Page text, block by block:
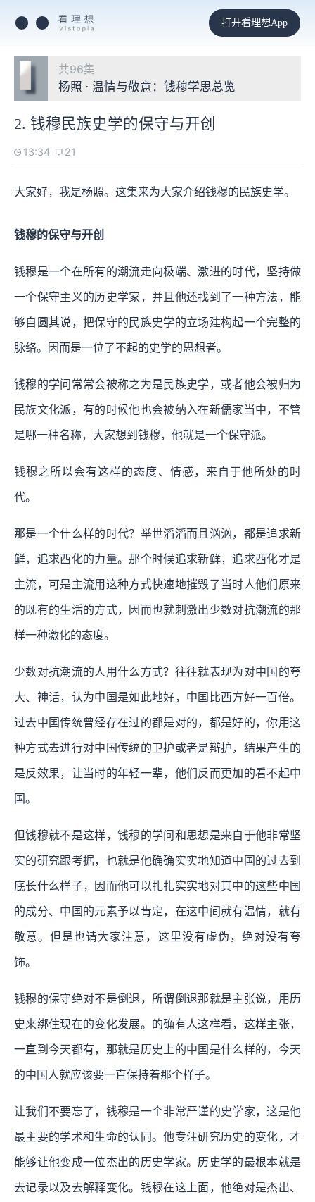
打开看理想App
共96集
杨照 · 温情与敬意：钱穆学思总览
2. 钱穆民族史学的保守与开创
13:34 21
大家好，我是杨照。这集来为大家介绍钱穆的民族史学。
钱穆的保守与开创
钱穆是一个在所有的潮流走向极端、激进的时代，坚持做
一个保守主义的历史学家，并且他还找到了一种方法，能
够自圆其说，把保守的民族史学的立场建构起一个完整的
脉络。因而是一位了不起的史学的思想者。
钱穆的学问常常会被称之为是民族史学，或者他会被归为
民族文化派，有的时候他也会被纳入在新儒家当中，不管
是哪一种名称，大家想到钱穆，他就是一个保守派。
钱穆之所以会有这样的态度、情感，来自于他所处的时
代。
那是一个什么样的时代？举世滔滔而且汹汹，都是追求新
鲜，追求西化的力量。那个时候追求新鲜，追求西化才是
主流，可是主流用这种方式快速地摧毁了当时人他们原来
的既有的生活的方式，因而也就刺激出少数对抗潮流的那
样一种激化的态度。
少数对抗潮流的人用什么方式？往往就表现为对中国的夸
大、神话，认为中国是如此地好，中国比西方好一百倍。
过去中国传统曾经存在过的都是对的，都是好的，你用这
种方式去进行对中国传统的卫护或者是辩护，结果产生的
是反效果，让当时的年轻一辈，他们反而更加的看不起中
国。
但钱穆就不是这样，钱穆的学问和思想是来自于他非常坚
实的研究跟考据，也就是他确确实实地知道中国的过去到
底长什么样子，因而他可以扎扎实实地对其中的这些中国
的成分、中国的元素予以肯定，在这中间就有温情，就有
敬意。但是也请大家注意，这里没有虚伪，绝对没有夸
饰。
钱穆的保守绝对不是倒退，所谓倒退那就是主张说，用历
史来绑住现在的变化发展。的确有人这样看，这样主张，
一直到今天都有，那就是历史上的中国是什么样的，今天
的中国人就应该要一直保持着那个样子。
让我们不要忘了，钱穆是一个非常严谨的史学家，这是他
最主要的学术和生命的认同。他专注研究历史的变化，才
能够让他变成一位杰出的历史学家。历史学的最根本就是
去记录以及去解释变化。钱穆在这上面，他绝对是杰出、